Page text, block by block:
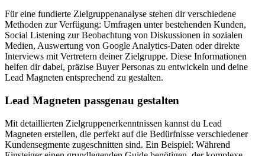
Für eine fundierte Zielgruppenanalyse stehen dir verschiedene
Methoden zur Verfügung: Umfragen unter bestehenden Kunden,
Social Listening zur Beobachtung von Diskussionen in sozialen
Medien, Auswertung von Google Analytics-Daten oder direkte
Interviews mit Vertretern deiner Zielgruppe. Diese Informationen
helfen dir dabei, präzise Buyer Personas zu entwickeln und deine
Lead Magneten entsprechend zu gestalten.
Lead Magneten passgenau gestalten
Mit detaillierten Zielgruppenerkenntnissen kannst du Lead
Magneten erstellen, die perfekt auf die Bedürfnisse verschiedener
Kundensegmente zugeschnitten sind. Ein Beispiel: Während